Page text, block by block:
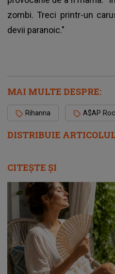
DISTRIBUIE
zombi. Treci printr-un
devii paranoic."
MAI MULTE DESPRE:
Rihanna A$AP
CITEȘTE ȘI